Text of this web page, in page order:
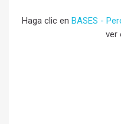
Haga clic en BASES -
ver